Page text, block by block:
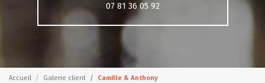
07 81 36 05 92
Accueil Galerie client Camille & Anthony